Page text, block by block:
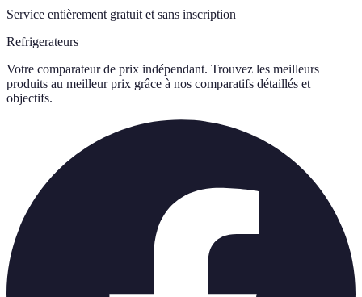
Service entièrement gratuit et sans inscription
Refrigerateurs
Votre comparateur de prix indépendant. Trouvez les meilleurs
produits au meilleur prix grâce à nos comparatifs détaillés et
objectifs.